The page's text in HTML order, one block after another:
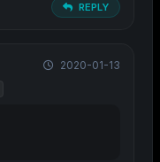
REPLY
2020-01-13